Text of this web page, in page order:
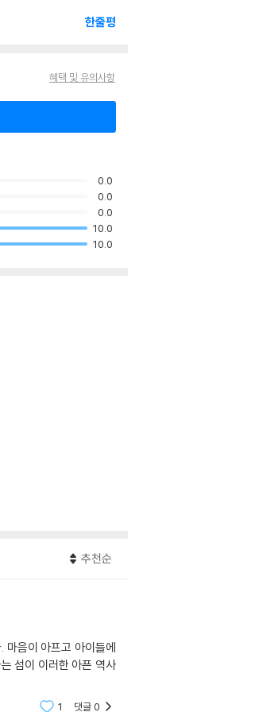
한줄평
혜택 및 유의사항
0.0
0.0
0.0
10.0
10.0
추천순
음이 아프고 아이들에
섬이 이러한 아픈 역사
1 댓글0